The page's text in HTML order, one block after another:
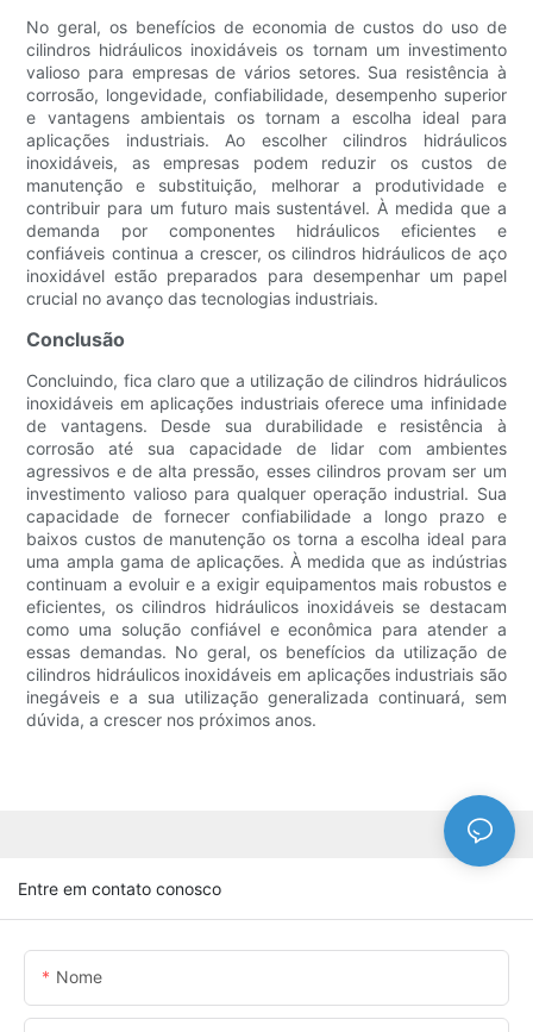
No geral, os benefícios de economia de custos do uso de
cilindros hidráulicos inoxidáveis ​​os tornam um investimento
valioso para empresas de vários setores. Sua resistência à
corrosão, longevidade, confiabilidade, desempenho superior
e vantagens ambientais os tornam a escolha ideal para
aplicações industriais. Ao escolher cilindros hidráulicos
inoxidáveis, as empresas podem reduzir os custos de
manutenção e substituição, melhorar a produtividade e
contribuir para um futuro mais sustentável. À medida que a
demanda por componentes hidráulicos eficientes e
confiáveis ​​continua a crescer, os cilindros hidráulicos de aço
inoxidável estão preparados para desempenhar um papel
crucial no avanço das tecnologias industriais.
Conclusão
Concluindo, fica claro que a utilização de cilindros hidráulicos
inoxidáveis ​​em aplicações industriais oferece uma infinidade
de vantagens. Desde sua durabilidade e resistência à
corrosão até sua capacidade de lidar com ambientes
agressivos e de alta pressão, esses cilindros provam ser um
investimento valioso para qualquer operação industrial. Sua
capacidade de fornecer confiabilidade a longo prazo e
baixos custos de manutenção os torna a escolha ideal para
uma ampla gama de aplicações. À medida que as indústrias
continuam a evoluir e a exigir equipamentos mais robustos e
eficientes, os cilindros hidráulicos inoxidáveis ​​se destacam
como uma solução confiável e econômica para atender a
essas demandas. No geral, os benefícios da utilização de
cilindros hidráulicos inoxidáveis ​​em aplicações industriais são
inegáveis ​​e a sua utilização generalizada continuará, sem
dúvida, a crescer nos próximos anos.
Entre em contato conosco
Nome